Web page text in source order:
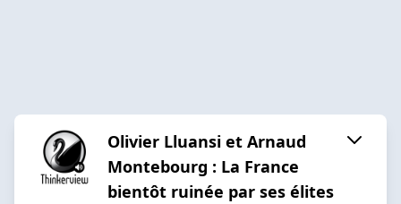
Olivier Lluansi et Arnaud
Montebourg : La France
bientôt ruinée par ses élites